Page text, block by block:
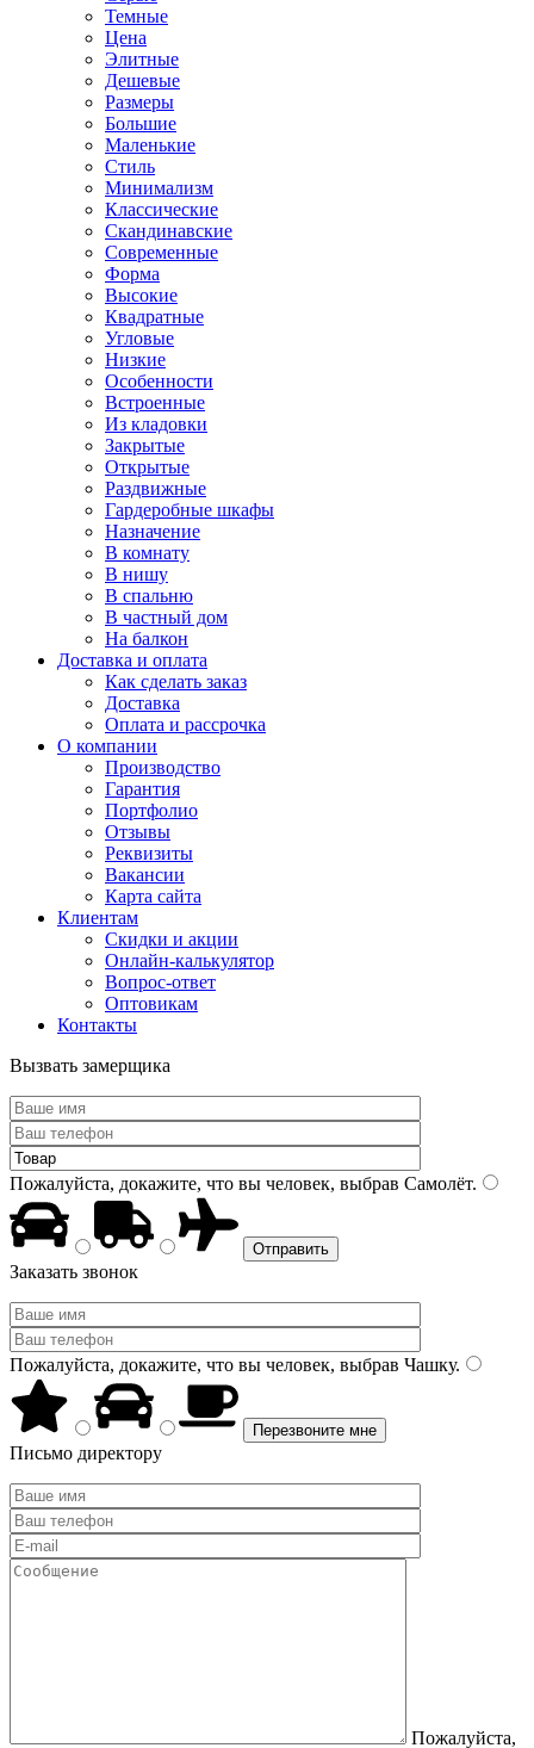
Темные
Цена
Элитные
Дешевые
Размеры
Большие
Маленькие
Стиль
Минимализм
Классические
Скандинавские
Современные
Форма
Высокие
Квадратные
Угловые
Низкие
Особенности
Встроенные
Из кладовки
Закрытые
Открытые
Раздвижные
Гардеробные шкафы
Назначение
В комнату
В нишу
В спальню
В частный дом
На балкон
Доставка и оплата
Как сделать заказ
Доставка
Оплата и рассрочка
О компании
Производство
Гарантия
Портфолио
Отзывы
Реквизиты
Вакансии
Карта сайта
Клиентам
Скидки и акции
Онлайн-калькулятор
Вопрос-ответ
Оптовикам
Контакты
Вызвать замерщика
Пожалуйста, докажите, что вы человек, выбрав Самолёт.
Заказать звонок
Пожалуйста, докажите, что вы человек, выбрав Чашку.
Письмо директору
Пожалуйста,